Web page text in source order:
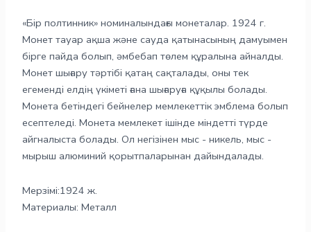
«Бір полтинник» номиналындағы монеталар. 1924 г.
Монет тауар ақша және сауда қатынасының дамуымен
бірге пайда болып, әмбебап төлем құралына айналды.
Монет шығару тәртібі қатаң сақталады, оны тек
егеменді елдің үкіметі ғана шығаруға құқылы болады.
Монета бетіндегі бейнелер мемлекеттік эмблема болып
есептеледі. Монета мемлекет ішінде міндетті түрде
айгналыста болады. Ол негізінен мыс - никель, мыс -
мырыш алюминий қорытпаларынан дайындалады.
Мерзімі:1924 ж.
Материалы: Металл